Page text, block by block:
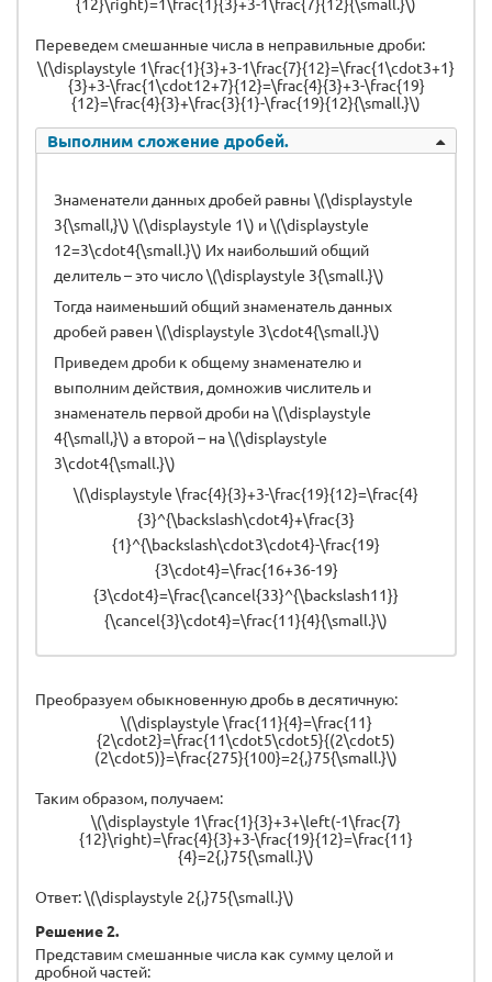
Переведем смешанные числа в неправильные дроби:
\(\displaystyle 1\frac{1}{3}+3-1\frac{7}{12}=\frac{1\cdot3+1}
{3}+3-\frac{1\cdot12+7}{12}=\frac{4}{3}+3-\frac{19}
{12}=\frac{4}{3}+\frac{3}{1}-\frac{19}{12}{\small.}\)
Выполним сложение дробей.
Знаменатели данных дробей равны \(\displaystyle
3{\small,}\) \(\displaystyle 1\) и \(\displaystyle
12=3\cdot4{\small.}\) Их наибольший общий
делитель – это число \(\displaystyle 3{\small.}\)
Тогда наименьший общий знаменатель данных
дробей равен \(\displaystyle 3\cdot4{\small.}\)
Приведем дроби к общему знаменателю и
выполним действия, домножив числитель и
знаменатель первой дроби на \(\displaystyle
4{\small,}\) а второй – на \(\displaystyle
3\cdot4{\small.}\)
\(\displaystyle \frac{4}{3}+3-\frac{19}{12}=\frac{4}
{3}^{\backslash\cdot4}+\frac{3}
{1}^{\backslash\cdot3\cdot4}-\frac{19}
{3\cdot4}=\frac{16+36-19}
{3\cdot4}=\frac{\cancel{33}^{\backslash11}}
{\cancel{3}\cdot4}=\frac{11}{4}{\small.}\)
Преобразуем обыкновенную дробь в десятичную:
\(\displaystyle \frac{11}{4}=\frac{11}
{2\cdot2}=\frac{11\cdot5\cdot5}{(2\cdot5)
(2\cdot5)}=\frac{275}{100}=2{,}75{\small.}\)
Таким образом, получаем:
\(\displaystyle 1\frac{1}{3}+3+\left(-1\frac{7}
{12}\right)=\frac{4}{3}+3-\frac{19}{12}=\frac{11}
{4}=2{,}75{\small.}\)
Ответ: \(\displaystyle 2{,}75{\small.}\)
Решение 2.
Представим смешанные числа как сумму целой и
дробной частей: